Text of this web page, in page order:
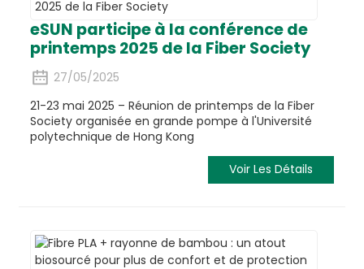
eSUN participe à la conférence de
printemps 2025 de la Fiber Society
27/05/2025
21-23 mai 2025 – Réunion de printemps de la Fiber
Society organisée en grande pompe à l'Université
polytechnique de Hong Kong
Voir Les Détails